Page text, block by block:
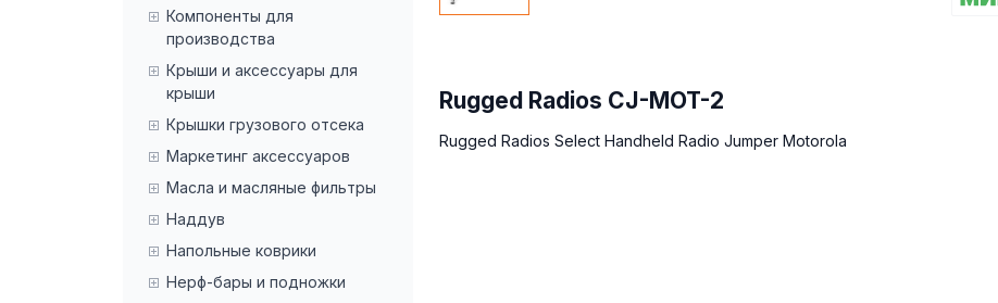
Компоненты для
производства
Крыши и аксессуары для
крыши
Крышки грузового отсека
Маркетинг аксессуаров
Масла и масляные фильтры
Наддув
Напольные коврики
Нерф-бары и подножки
Rugged Radios CJ-MOT-2
Rugged Radios Select Handheld Radio Jumper Motorola